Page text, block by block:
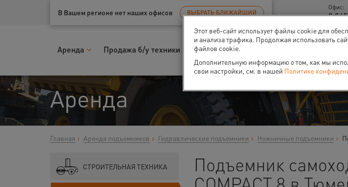
Ваш город:Тюмень
В Вашем регионе нет наших офисов ВЫБРАТЬ БЛИЖАЙШИЙ
Офис:
8
Аренда Продажа б/у техники Запчасти
Аренда
Главная Аренда подъемников Гидравлические подъемники Ножничные подъемники
СТРОИТЕЛЬНАЯ ТЕХНИКА
Подъемник
Этот веб-сайт использует файлы cookie для
и анализа трафика. Продолжая использовать
файлов cookie.
Дополнительную информацию о том, как мы
свои настройки, см. в нашей Политике